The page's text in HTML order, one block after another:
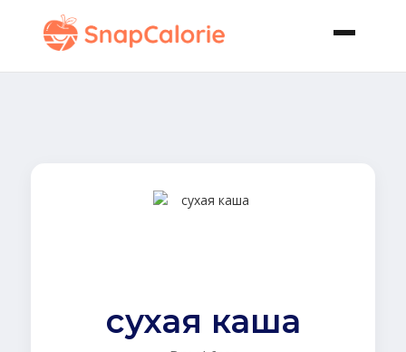
сухая каша